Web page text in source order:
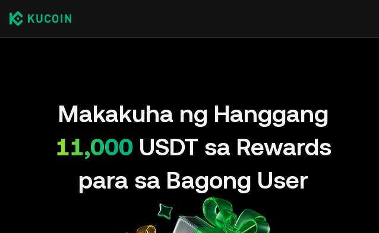
Makakuha ng Hanggang
11,000 USDT sa Rewards
para sa Bagong User